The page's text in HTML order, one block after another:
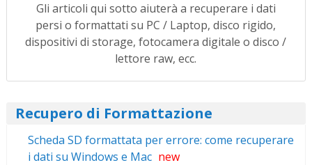
Gli articoli qui sotto aiuterà a recuperare i dati
persi o formattati su PC / Laptop, disco rigido,
dispositivi di storage, fotocamera digitale o disco /
lettore raw, ecc.
Recupero di Formattazione
Scheda SD formattata per errore: come recuperare
i dati su Windows e Mac new